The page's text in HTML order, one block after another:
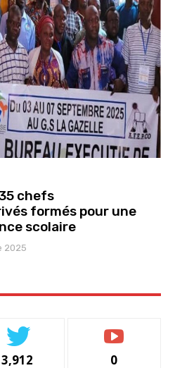
chefs
formés pour une
scolaire
2025
3,912 0